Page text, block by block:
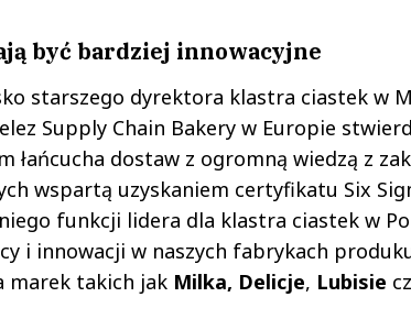
być bardziej innowacyjne
starszego dyrektora klastra ciastek w
Supply Chain Bakery w Europie
łańcucha dostaw z ogromną wiedzą z
wspartą uzyskaniem certyfikatu Six
funkcji lidera dla klastra ciastek w
i innowacji w naszych fabrykach
marek takich jak Milka, Delicje, Lubisie